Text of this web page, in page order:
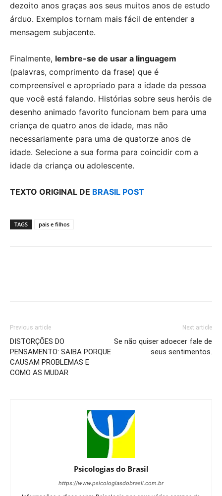
dezoito anos graças aos seus muitos anos de estudo
árduo. Exemplos tornam mais fácil de entender a
mensagem subjacente.
Finalmente, lembre-se de usar a linguagem
(palavras, comprimento da frase) que é
compreensível e apropriado para a idade da pessoa
que você está falando. Histórias sobre seus heróis de
desenho animado favorito funcionam bem para uma
criança de quatro anos de idade, mas não
necessariamente para uma de quatorze anos de
idade. Selecione a sua forma para coincidir com a
idade da criança ou adolescente.
TEXTO ORIGINAL DE BRASIL POST
TAGS pais e filhos
Previous article
DISTORÇÕES DO
PENSAMENTO: SAIBA PORQUE
CAUSAM PROBLEMAS E
COMO AS MUDAR
Next article
Se não quiser adoecer fale de
seus sentimentos.
Psicologias do Brasil
https://www.psicologiasdobrasil.com.br